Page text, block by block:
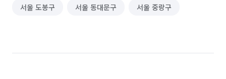
서울 도봉구 서울 동대문구 서울 중랑구